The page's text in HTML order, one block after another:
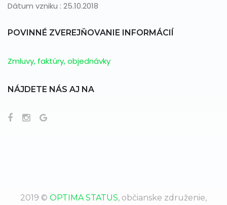
Dátum vzniku : 25.10.2018
POVINNÉ ZVEREJŇOVANIE INFORMÁCIÍ
Zmluvy, faktúry, objednávky
NÁJDETE NÁS AJ NA
2019 © OPTIMA STATUS, občianske združenie,